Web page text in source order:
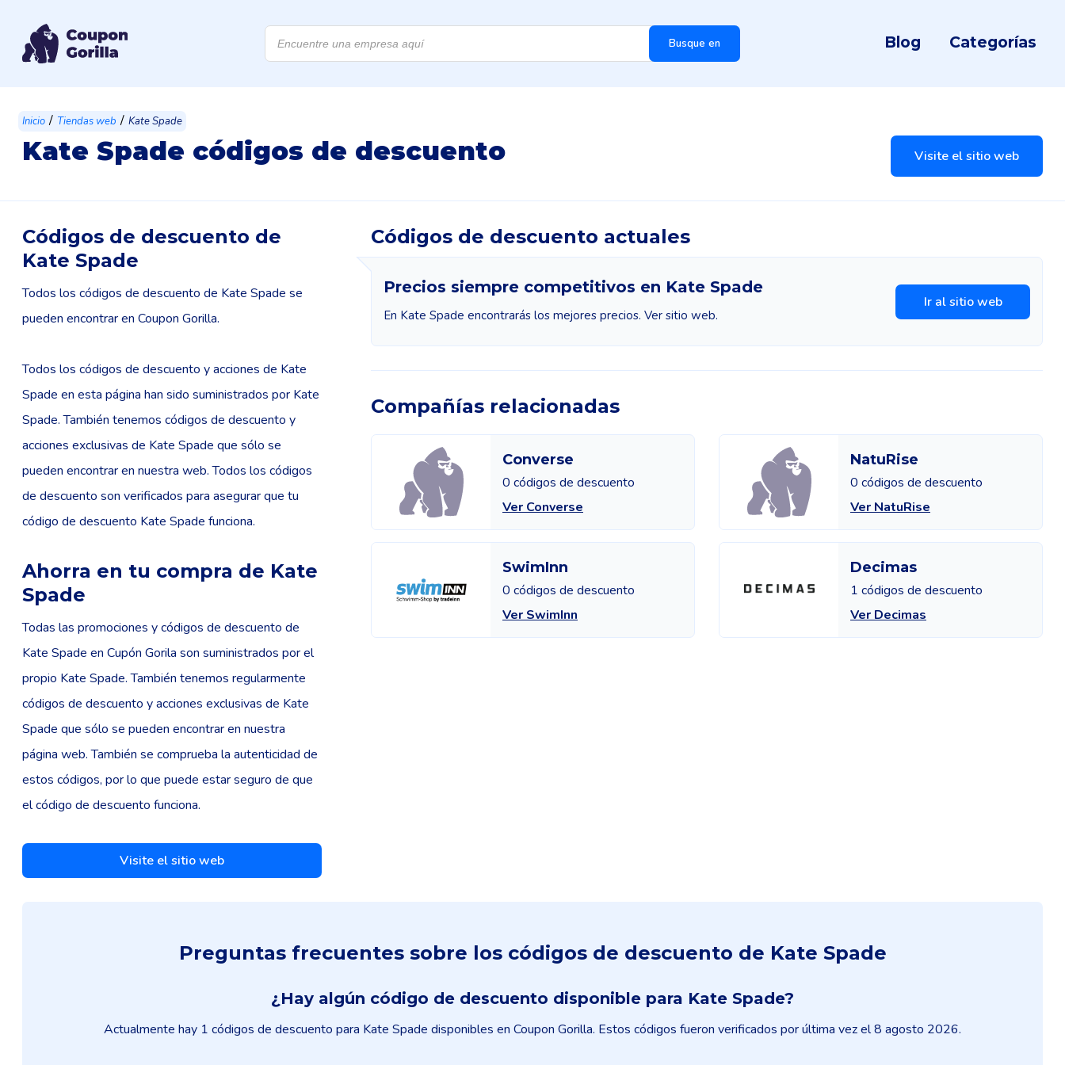
Búsqueda
de
productos
Busque en Blog Categorías
Inicio / Tiendas web / Kate Spade
Kate Spade códigos de descuento Visite el sitio web
Códigos de descuento de
Kate Spade
Todos los códigos de descuento de Kate Spade se
pueden encontrar en Coupon Gorilla.
Todos los códigos de descuento y acciones de Kate
Spade en esta página han sido suministrados por Kate
Spade. También tenemos códigos de descuento y
acciones exclusivas de Kate Spade que sólo se
pueden encontrar en nuestra web. Todos los códigos
de descuento son verificados para asegurar que tu
código de descuento Kate Spade funciona.
Ahorra en tu compra de Kate
Spade
Todas las promociones y códigos de descuento de
Kate Spade en Cupón Gorila son suministrados por el
propio Kate Spade. También tenemos regularmente
códigos de descuento y acciones exclusivas de Kate
Spade que sólo se pueden encontrar en nuestra
página web. También se comprueba la autenticidad de
estos códigos, por lo que puede estar seguro de que
el código de descuento funciona.
Visite el sitio web
Códigos de descuento actuales
Precios siempre competitivos en Kate Spade
En Kate Spade encontrarás los mejores precios. Ver sitio web.
Ir al sitio web
Compañías relacionadas
Converse
0 códigos de descuento
Ver Converse
NatuRise
0 códigos de descuento
Ver NatuRise
SwimInn
0 códigos de descuento
Ver SwimInn
Decimas
1 códigos de descuento
Ver Decimas
Preguntas frecuentes sobre los códigos de descuento de Kate Spade
¿Hay algún código de descuento disponible para Kate Spade?
Actualmente hay 1 códigos de descuento para Kate Spade disponibles en Coupon Gorilla. Estos códigos fueron verificados por última vez el 8 agosto 2026.